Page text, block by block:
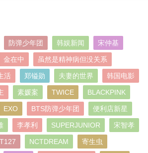
防弹少年团 韩娱新闻 宋仲基
金在中 虽然是精神病但没关系
活 郑镒勋 夫妻的世界 韩国电影
素媛案 TWICE BLACKPINK
EXO BTS防弹少年团 便利店新星
李孝利 SUPERJUNIOR 宋智孝
NCTDREAM 寄生虫